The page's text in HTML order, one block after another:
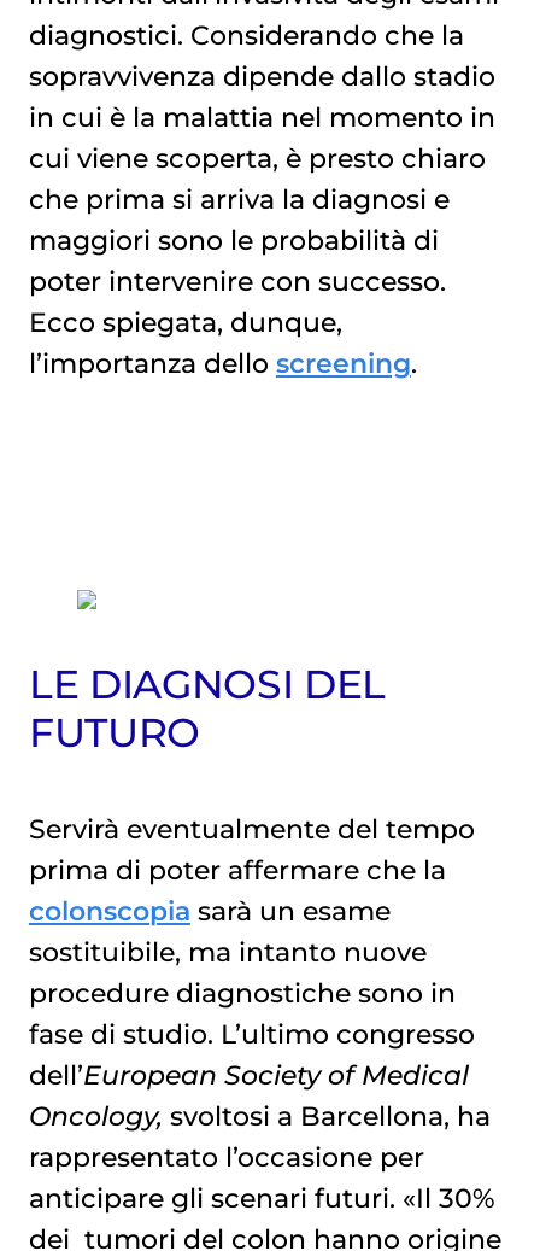
diagnostici. Considerando che la
sopravvivenza dipende dallo stadio
in cui è la malattia nel momento in
cui viene scoperta, è presto chiaro
che prima si arriva la diagnosi e
maggiori sono le probabilità di
poter intervenire con successo.
Ecco spiegata, dunque,
l’importanza dello screening.
LE DIAGNOSI DEL
FUTURO
Servirà eventualmente del tempo
prima di poter affermare che la
colonscopia sarà un esame
sostituibile, ma intanto nuove
procedure diagnostiche sono in
fase di studio. L’ultimo congresso
dell’European Society of Medical
Oncology, svoltosi a Barcellona, ha
rappresentato l’occasione per
anticipare gli scenari futuri. «Il 30%
dei tumori del colon hanno origine